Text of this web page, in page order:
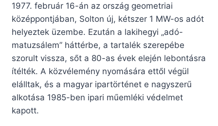
1977. február 16-án az ország geometriai
középpontjában, Solton új, kétszer 1 MW-os adót
helyeztek üzembe. Ezután a lakihegyi „adó-
matuzsálem” háttérbe, a tartalék szerepébe
szorult vissza, sőt a 80-as évek elején lebontásra
ítélték. A közvélemény nyomására ettől végül
elálltak, és a magyar ipartörténet e nagyszerű
alkotása 1985-ben ipari műemléki védelmet
kapott.